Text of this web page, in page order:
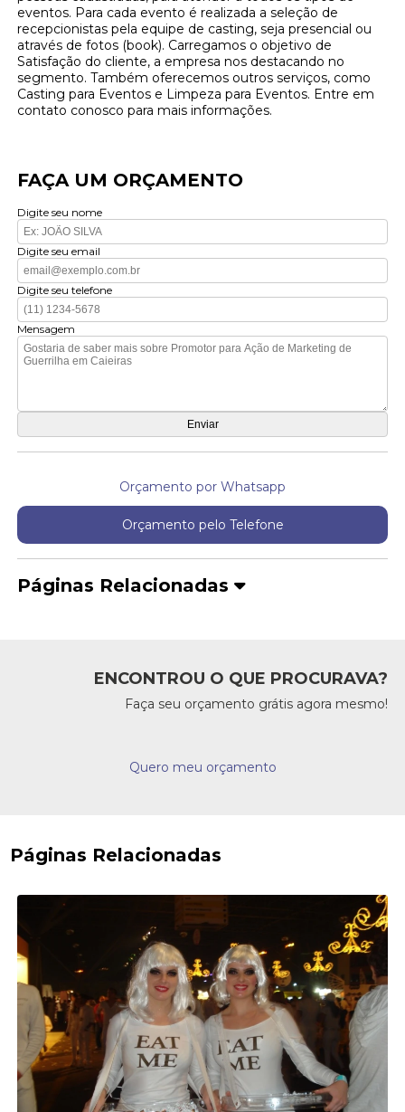
eventos. Para cada evento é realizada a seleção de
recepcionistas pela equipe de casting, seja presencial ou
através de fotos (book). Carregamos o objetivo de
Satisfação do cliente, a empresa nos destacando no
segmento. Também oferecemos outros serviços, como
Casting para Eventos e Limpeza para Eventos. Entre em
contato conosco para mais informações.
FAÇA UM ORÇAMENTO
Digite seu nome
Digite seu email
Digite seu telefone
Mensagem
Orçamento por Whatsapp
Orçamento pelo Telefone
Páginas Relacionadas
ENCONTROU O QUE PROCURAVA?
Faça seu orçamento grátis agora mesmo!
Quero meu orçamento
Páginas Relacionadas